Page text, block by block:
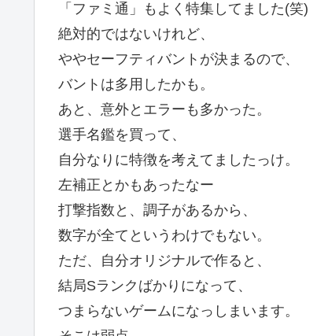
「ファミ通」もよく特集してました(笑)
絶対的ではないけれど、
ややセーフティバントが決まるので、
バントは多用したかも。
あと、意外とエラーも多かった。
選手名鑑を買って、
自分なりに特徴を考えてましたっけ。
左補正とかもあったなー
打撃指数と、調子があるから、
数字が全てというわけでもない。
ただ、自分オリジナルで作ると、
結局Sランクばかりになって、
つまらないゲームになっしまいます。